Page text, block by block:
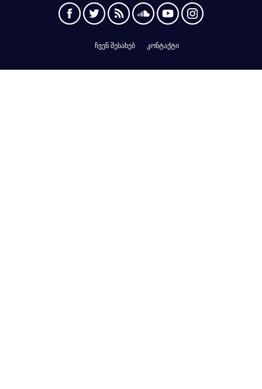
ჩვენ შესახებ კონტაქტი